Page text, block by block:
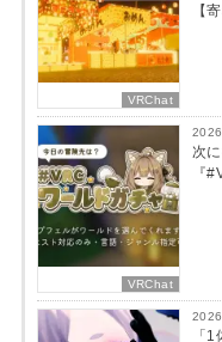
VRChat
【
VRChat
次
『
「